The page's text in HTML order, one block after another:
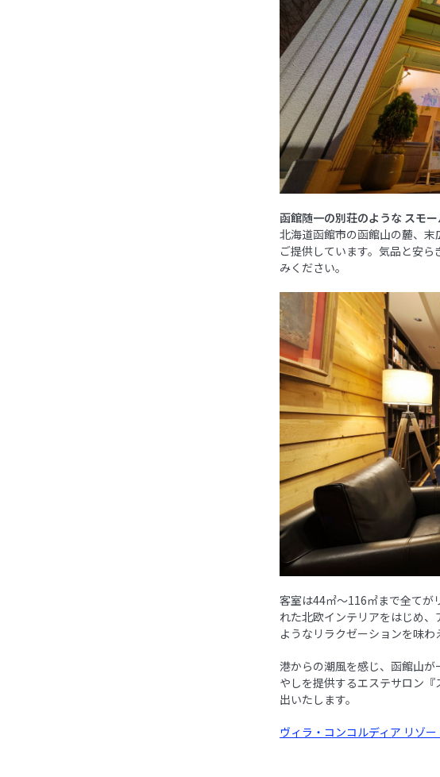
函館随一の別荘のような スモ
北海道函館市の函館山の麓、
ご提供しています。気品と安
みください。
客室は44㎡〜116㎡まで全てが
れた北欧インテリアをはじめ
ようなリラクゼーションを味わ
港からの潮風を感じ、函館山
やしを提供するエステサロン
出いたします。
ヴィラ・コンコルディア リゾ